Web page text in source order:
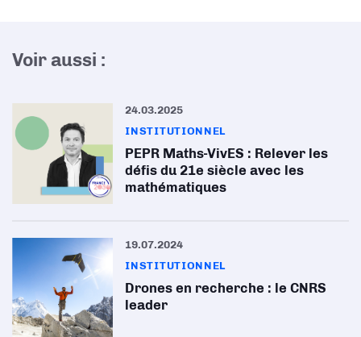
Voir aussi :
24.03.2025
INSTITUTIONNEL
PEPR Maths-VivES : Relever les
défis du 21e siècle avec les
mathématiques
19.07.2024
INSTITUTIONNEL
Drones en recherche : le CNRS
leader